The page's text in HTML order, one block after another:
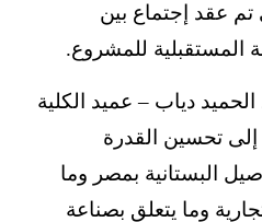
تم عقد إجتماع بين
المستقبلية للمشروع.
دياب – عميد الكلية
تحسين القدرة
البستانية بمصر وما
وما يتعلق بصناعة